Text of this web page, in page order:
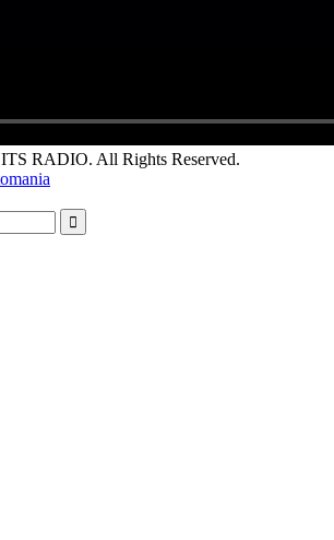
RADIO. All Rights Reserved.